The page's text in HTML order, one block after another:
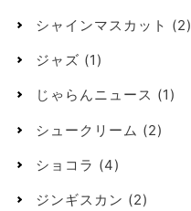
シャインマスカット (2)
ジャズ (1)
じゃらんニュース (1)
シュークリーム (2)
ショコラ (4)
ジンギスカン (2)